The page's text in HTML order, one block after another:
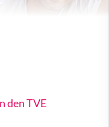
den TVE